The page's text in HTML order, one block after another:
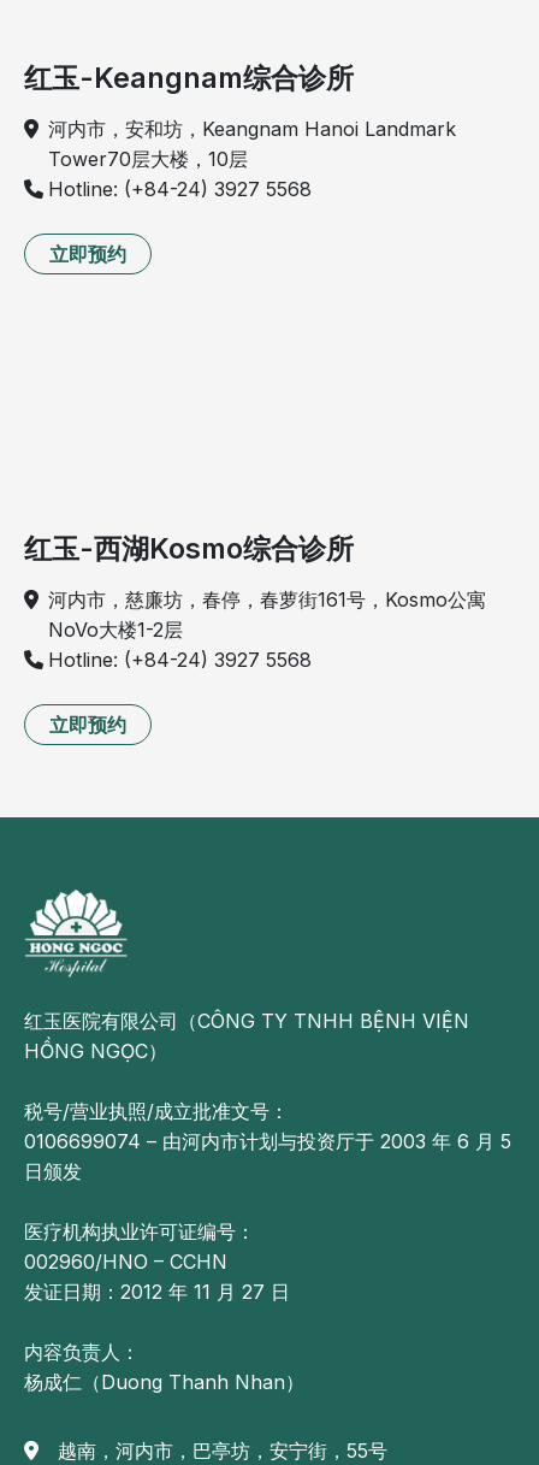
红玉-Keangnam综合诊所
河内市，安和坊，Keangnam Hanoi Landmark
Tower70层大楼，10层
Hotline: (+84-24) 3927 5568
立即预约
红玉-西湖Kosmo综合诊所
河内市，慈廉坊，春停，春萝街161号，Kosmo公寓
NoVo大楼1-2层
Hotline: (+84-24) 3927 5568
立即预约
红玉医院有限公司（CÔNG TY TNHH BỆNH VIỆN
HỒNG NGỌC）
税号/营业执照/成立批准文号：
0106699074 – 由河内市计划与投资厅于 2003 年 6 月 5
日颁发
医疗机构执业许可证编号：
002960/HNO – CCHN
发证日期：2012 年 11 月 27 日
内容负责人：
杨成仁（Duong Thanh Nhan）
越南，河内市，巴亭坊，安宁街，55号